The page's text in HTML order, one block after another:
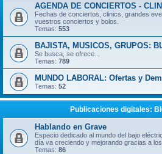
AGENDA DE CONCIERTOS -
Fechas de conciertos, clinics, grandes
vuestros conciertos y bolos.
Temas: 553
BAJISTA, MUSICOS, GRUPOS:
Se busca, se ofrece...
Temas: 789
MUNDO LABORAL: Ofertas y
Temas: 52
Publicaciones digitales:
Hablando en Grave
Espacio dedicado al mundo del bajo
día va creciendo y mejorando gracias a
Temas: 86